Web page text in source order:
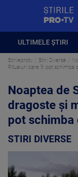
ULTIMELE ȘTIRI
Stirileprotv Stiri Diverse
Ritualuri care îți pot schimba
Noaptea de
dragoste și
pot schimba
STIRI DIVERSE